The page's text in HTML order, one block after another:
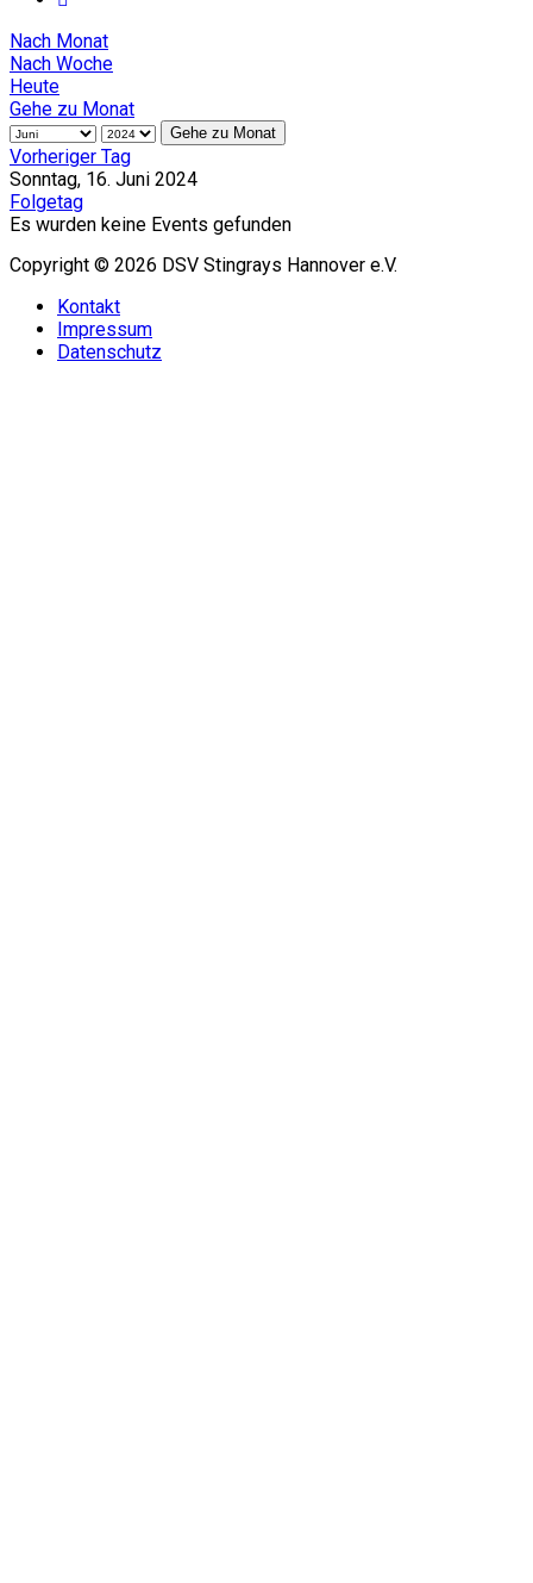
Nach Monat
Nach Woche
Heute
Gehe zu Monat
Gehe zu Monat
Vorheriger Tag
Sonntag, 16. Juni 2024
Folgetag
Es wurden keine Events gefunden
Copyright © 2026 DSV Stingrays Hannover e.V.
Kontakt
Impressum
Datenschutz